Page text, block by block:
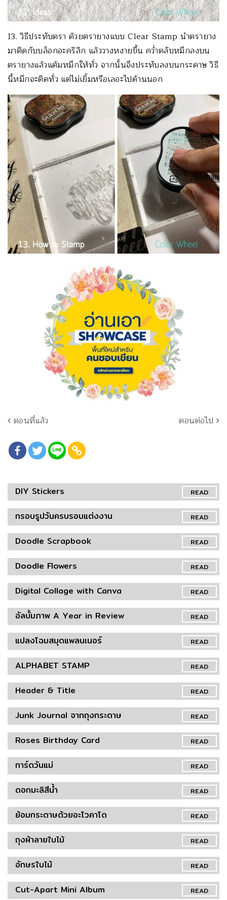
13. วิธีประทับตรา ด้วยตรายางแบบ Clear Stamp นำตรายาง
มาติดกับบล็อกอะคริลิก แล้ววางหงายขึ้น คว่ำตลับหมึกลงบน
ตรายางแล้วแต้มหมึกให้ทั่ว จากนั้นจึงประทับลงบนกระดาษ วิธี
นี้หมึกจะติดทั่ว แต่ไม่เยิ้มหรือเลอะไปด้านนอก
ตอนที่แล้ว ตอนต่อไป
READ
DIY Stickers
READ
กรอบรูปวันครบรอบแต่งงาน
READ
Doodle Scrapbook
READ
Doodle Flowers
READ
Digital Collage with Canva
READ
อัลบั้มภาพ A Year in Review
READ
แปลงโฉมสมุดแพลนเนอร์
READ
ALPHABET STAMP
READ
Header & Title
READ
Junk Journal จากถุงกระดาษ
READ
Roses Birthday Card
READ
การ์ดวันแม่
READ
ดอกมะลิสีน้ำ
READ
ย้อมกระดาษด้วยอะโวคาโด
READ
ถุงผ้าลายใบไม้
READ
อักษรใบไม้
READ
Cut-Apart Mini Album